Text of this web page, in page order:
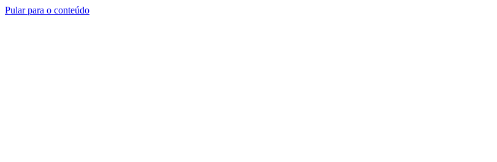
Pular para o conteúdo